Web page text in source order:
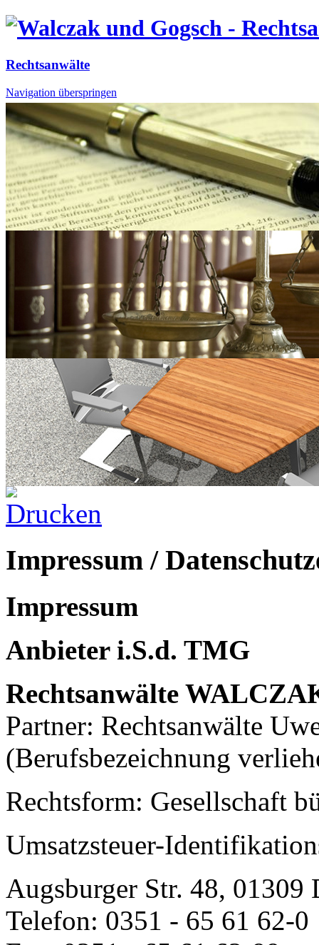
Rechtsanwälte
Navigation überspringen
Startseite
Kanzlei
Tätigkeitsfelder
Team
News
Mandatsbedingungen
Impressum /
Impressum
Anbieter i.S.d. TMG
Rechtsanwälte
Partner: Rechtsanwälte
(Berufsbezeichnung
Rechtsform: Gesellschaft
Umsatzsteuer-
Augsburger Str. 48, 01309
Telefon: 0351 - 65 61 62-0